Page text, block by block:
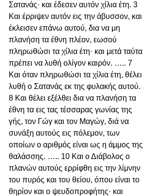
Σατανάς· και έδεσεν αυτόν χίλια έτη. 3
Και έρριψεν αυτόν εις την άβυσσον, και
έκλεισεν επάνω αυτού, δια να μη
πλανήση τα έθνη πλέον, εωσού
πληρωθώσι τα χίλια έτη· και μετά ταύτα
πρέπει να λυθή ολίγον καιρόν. ….. 7
Και όταν πληρωθώσι τα χίλια έτη, θέλει
λυθή ο Σατανάς εκ της φυλακής αυτού.
8 Και θέλει εξέλθει δια να πλανήση τα
έθνη τα εις τας τέσσαρας γωνίας της
γής, τον Γώγ και τον Μαγώγ, διά να
συνάξη αυτούς εις πόλεμον, των
οποίων ο αριθμός είναι ως η άμμος της
θαλάσσης. ….. 10 Και ο Διάβολος ο
πλανών αυτούς ερρίφθη εις την λίμνην
του πυρός και του θείου, όπου είναι το
θηρίον και ο ψευδοπροφήτης· και